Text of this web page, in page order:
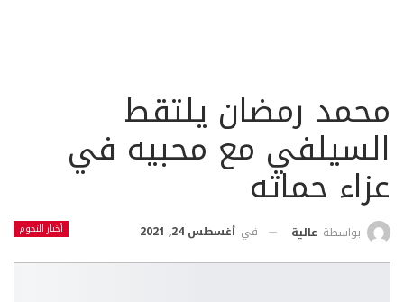
محمد رمضان يلتقط
السيلفي مع محبيه في
عزاء حماته
أخبار النجوم بواسطة عالية في أغسطس 24, 2021